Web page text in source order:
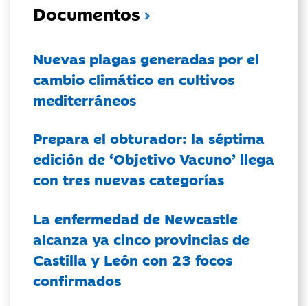
Documentos
Nuevas plagas generadas por el
cambio climático en cultivos
mediterráneos
Prepara el obturador: la séptima
edición de ‘Objetivo Vacuno’ llega
con tres nuevas categorías
La enfermedad de Newcastle
alcanza ya cinco provincias de
Castilla y León con 23 focos
confirmados